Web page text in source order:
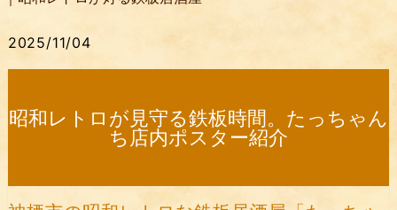
2025/11/04
昭和レトロが見守る鉄板時間。たっちゃん
ち店内ポスター紹介